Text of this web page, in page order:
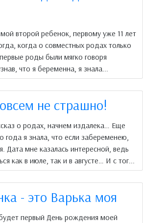
второй ребенок, первому уже 11 лет
когда о совместных родах только
роды были мягко говоря
что я беременна, я знала...
не страшно!
о родах, начнем издалека… Еще
года я знала, что если забеременею,
Дата мне казалась интересной, ведь
как в июле, так и в августе… И с тог...
- это Варька моя
первый День рождения моей